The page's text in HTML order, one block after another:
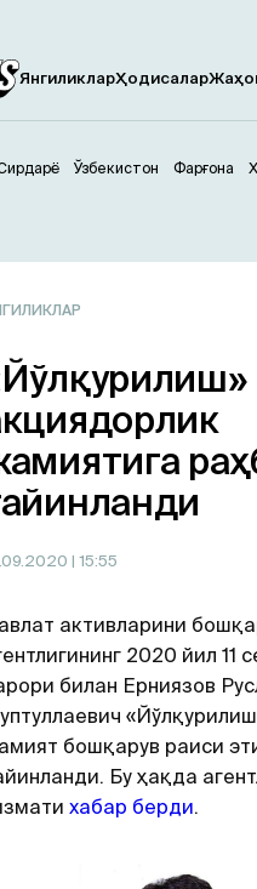
ЯнгиликларҲодисалар
Ўзбекистон Фарғона
| 15:55
активларини
2020 йил 11
билан Ерниязов
бошқарув раиси
Бу ҳақда
хабар берди.